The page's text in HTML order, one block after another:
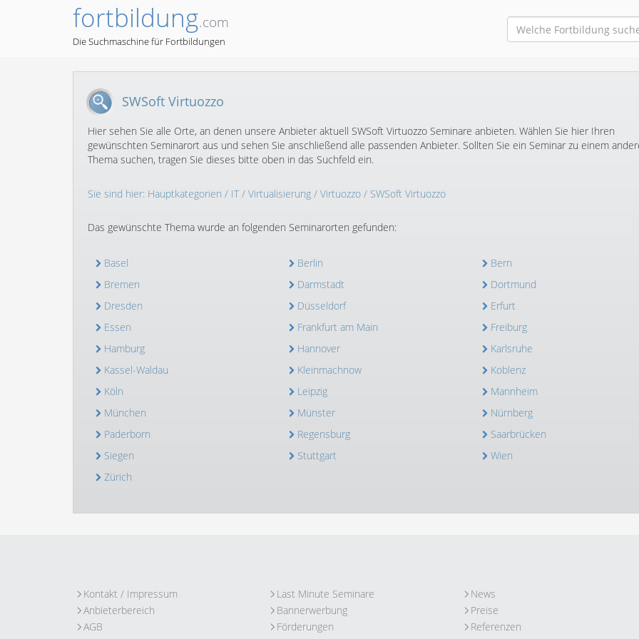
fortbildung.com
Die Suchmaschine für Fortbildungen
SWSoft Virtuozzo
Hier sehen Sie alle Orte, an denen unsere Anbieter aktuell SWSoft Virtuozzo Seminare anbieten. Wählen Sie hier Ihren
gewünschten Seminarort aus und sehen Sie anschließend alle passenden Anbieter. Sollten Sie ein Seminar zu einem
Thema suchen, tragen Sie dieses bitte oben in das Suchfeld ein.
Sie sind hier: Hauptkategorien / IT/ Virtualisierung / Virtuozzo / SWSoft Virtuozzo
Das gewünschte Thema wurde an folgenden Seminarorten gefunden:
Basel Berlin
Bern
Bremen
Darmstadt
Dortmund
Dresden
Düsseldorf
Erfurt
Essen
Frankfurt am Main
Freiburg
Hamburg
Hannover
Karlsruhe
Kassel-Waldau
Kleinmachnow
Koblenz
Köln
Leipzig
Mannheim
München
Münster
Nürnberg
Paderborn
Regensburg
Saarbrücken
Siegen
Stuttgart
Wien
Zürich
Kontakt / Impressum
Anbieterbereich
AGB
Last Minute Seminare
Bannerwerbung
Förderungen
News
Preise
Referenzen